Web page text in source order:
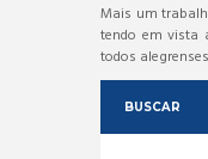
Mais um
tendo em vista
todos
BUSCAR